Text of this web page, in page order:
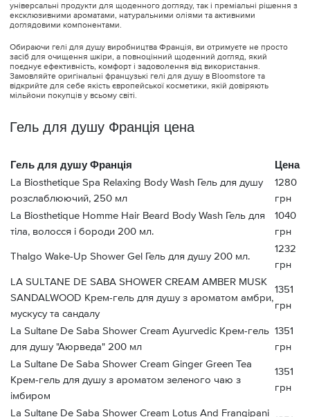
універсальні продукти для щоденного догляду, так і преміальні рішення з
ексклюзивними ароматами, натуральними оліями та активними
доглядовими компонентами.
Обираючи гелі для душу виробництва Франція, ви отримуєте не просто
засіб для очищення шкіри, а повноцінний щоденний догляд, який
поєднує ефективність, комфорт і задоволення від використання.
Замовляйте оригінальні французькі гелі для душу в Bloomstore та
відкрийте для себе якість європейської косметики, якій довіряють
мільйони покупців у всьому світі.
Гель для душу Франція цена
Гель для душу Франція
Цена
La Biosthetique Spa Relaxing Body Wash Гель для душу
розслаблюючий, 250 мл
1280
грн
La Biosthetique Homme Hair Beard Body Wash Гель для
тіла, волосся і бороди 200 мл.
1040
грн
Thalgo Wake-Up Shower Gel Гель для душу 200 мл.
1232
грн
LA SULTANE DE SABA SHOWER CREAM AMBER MUSK
SANDALWOOD Крем-гель для душу з ароматом амбри,
мускусу та сандалу
1351
грн
La Sultane De Saba Shower Cream Ayurvedic Крем-гель
для душу "Аюрведа" 200 мл
1351
грн
La Sultane De Saba Shower Cream Ginger Green Tea
Крем-гель для душу з ароматом зеленого чаю з
імбиром
1351
грн
La Sultane De Saba Shower Cream Lotus And Frangipani